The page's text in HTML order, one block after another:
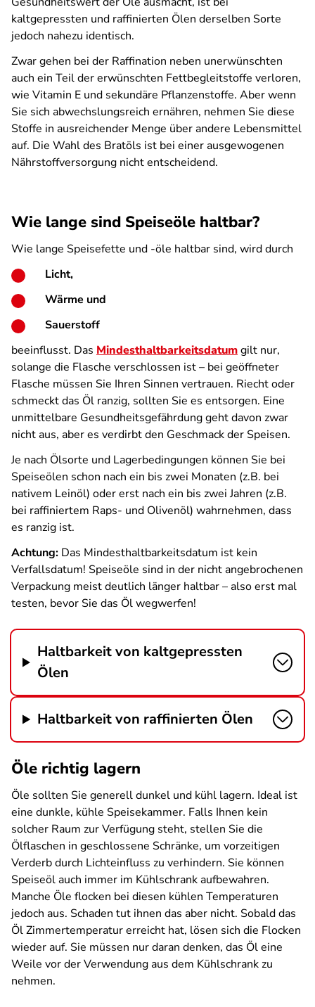
kaltgepressten und raffinierten Ölen derselben Sorte
jedoch nahezu identisch.
Zwar gehen bei der Raffination neben unerwünschten
auch ein Teil der erwünschten Fettbegleitstoffe verloren,
wie Vitamin E und sekundäre Pflanzenstoffe. Aber wenn
Sie sich abwechslungsreich ernähren, nehmen Sie diese
Stoffe in ausreichender Menge über andere Lebensmittel
auf. Die Wahl des Bratöls ist bei einer ausgewogenen
Nährstoffversorgung nicht entscheidend.
Wie lange sind Speiseöle haltbar?
Wie lange Speisefette und -öle haltbar sind, wird durch
Licht,
Wärme und
Sauerstoff
beeinflusst. Das Mindesthaltbarkeitsdatumgilt nur,
solange die Flasche verschlossen ist – bei geöffneter
Flasche müssen Sie Ihren Sinnen vertrauen. Riecht oder
schmeckt das Öl ranzig, sollten Sie es entsorgen. Eine
unmittelbare Gesundheitsgefährdung geht davon zwar
nicht aus, aber es verdirbt den Geschmack der Speisen.
Je nach Ölsorte und Lagerbedingungen können Sie bei
Speiseölen schon nach ein bis zwei Monaten (z.B. bei
nativem Leinöl) oder erst nach ein bis zwei Jahren (z.B.
bei raffiniertem Raps- und Olivenöl) wahrnehmen, dass
es ranzig ist.
Achtung: Das Mindesthaltbarkeitsdatum ist kein
Verfallsdatum! Speiseöle sind in der nicht angebrochenen
Verpackung meist deutlich länger haltbar – also erst mal
testen, bevor Sie das Öl wegwerfen!
Haltbarkeit von kaltgepressten
Ölen
Haltbarkeit von raffinierten Ölen
Öle richtig lagern
Öle sollten Sie generell dunkel und kühl lagern. Ideal ist
eine dunkle, kühle Speisekammer. Falls Ihnen kein
solcher Raum zur Verfügung steht, stellen Sie die
Ölflaschen in geschlossene Schränke, um vorzeitigen
Verderb durch Lichteinfluss zu verhindern. Sie können
Speiseöl auch immer im Kühlschrank aufbewahren.
Manche Öle flocken bei diesen kühlen Temperaturen
jedoch aus. Schaden tut ihnen das aber nicht. Sobald das
Öl Zimmertemperatur erreicht hat, lösen sich die Flocken
wieder auf. Sie müssen nur daran denken, das Öl eine
Weile vor der Verwendung aus dem Kühlschrank zu
nehmen.